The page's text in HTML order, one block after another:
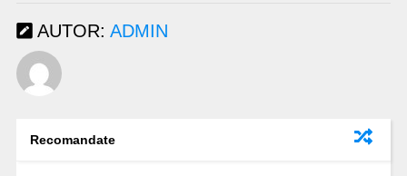
AUTOR: ADMIN
Recomandate